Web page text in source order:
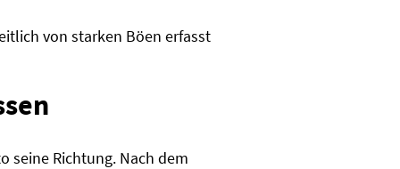
von starken Böen erfasst
seine Richtung. Nach dem